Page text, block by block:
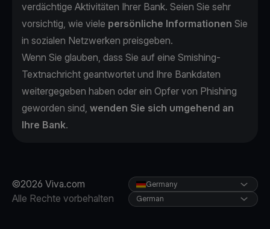
verdächtige Aktivitäten Ihrer Bank. Seien Sie sehr
vorsichtig, wie viele persönliche Informationen Sie
in sozialen Netzwerken preisgeben.
Wenn Sie glauben, dass Sie auf eine Smishing-
Textnachricht geantwortet und Ihre Bankdaten
weitergegeben haben oder ein Opfer von Phishing
geworden sind, wenden Sie sich umgehend an
Ihre Bank.
©2026 Viva.com
Alle Rechte vorbehalten
Germany
German